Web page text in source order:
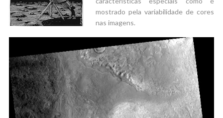
mostrado pela variabilidade de cores
nas imagens.